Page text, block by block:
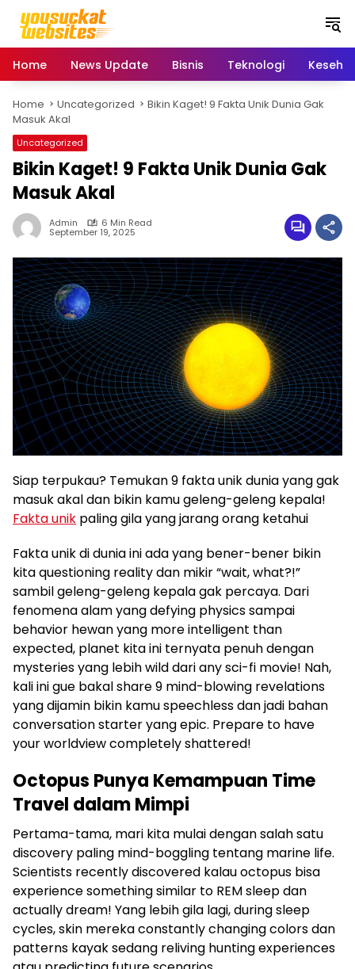
Home News Update Bisnis Teknologi
Home Uncategorized
Bikin Kaget! 9 Fakta Unik Dunia Gak
Masuk Akal
Uncategorized
Bikin Kaget! 9 Fakta Unik Dunia Gak
Masuk Akal
Admin 6 Min Read
September 19, 2025
Siap terpukau? Temukan 9 fakta unik dunia yang gak
masuk akal dan bikin kamu geleng-geleng kepala!
Fakta unik paling gila yang jarang orang ketahui
Fakta unik di dunia ini ada yang bener-bener bikin
kita questioning reality dan mikir “wait, what?!”
sambil geleng-geleng kepala gak percaya. Dari
fenomena alam yang defying physics sampai
behavior hewan yang more intelligent than
expected, planet kita ini ternyata penuh dengan
mysteries yang lebih wild dari any sci-fi movie! Nah,
kali ini gue bakal share 9 mind-blowing revelations
yang dijamin bikin kamu speechless dan jadi bahan
conversation starter yang epic. Prepare to have
your worldview completely shattered!
Octopus Punya Kemampuan Time
Travel dalam Mimpi
Pertama-tama, mari kita mulai dengan salah satu
discovery paling mind-boggling tentang marine life.
Scientists recently discovered kalau octopus bisa
experience something similar to REM sleep dan
actually dream! Yang lebih gila lagi, during sleep
cycles, skin mereka constantly changing colors dan
patterns kayak sedang reliving hunting experiences